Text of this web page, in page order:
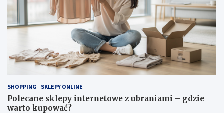
SHOPPING SKLEPY ONLINE
Polecane sklepy internetowe z ubraniami – gdzie
warto kupować?